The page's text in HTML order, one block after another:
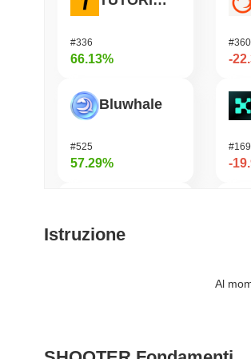
#336
66.13%
Bluwhale
#525
57.29%
#275
#360
-
#169
-
#864
Istruzione
Al